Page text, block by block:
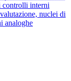
controlli interni
nuclei di
analoghe